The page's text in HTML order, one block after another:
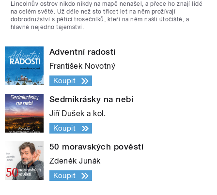
Lincolnův ostrov nikdo nikdy na mapě nenašel, a přece ho znají lidé
na celém světě. Už déle než sto třicet let na něm prožívají
dobrodružství s pěticí trosečníků, kteří na něm našli útočiště, a
hlavně nejedno tajemství.
Adventní radosti
František Novotný
Koupit
Sedmikrásky na nebi
Jiří Dušek a kol.
Koupit
50 moravských pověstí
Zdeněk Junák
Koupit